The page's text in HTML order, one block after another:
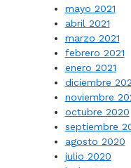
mayo 2021
abril 2021
marzo 2021
febrero 2021
enero 2021
diciembre
noviembre
octubre 2020
septiembre
agosto 2020
julio 2020